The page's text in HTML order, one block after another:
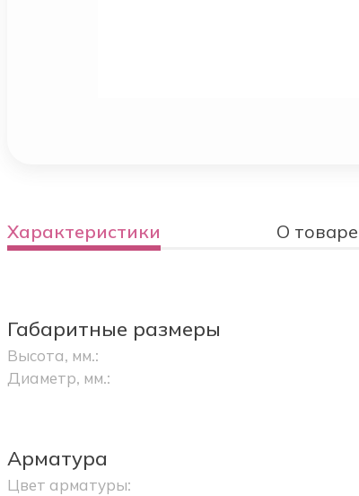
Характеристики О товаре
Габаритные размеры
Высота, мм.:
Диаметр, мм.:
Арматура
Цвет арматуры: